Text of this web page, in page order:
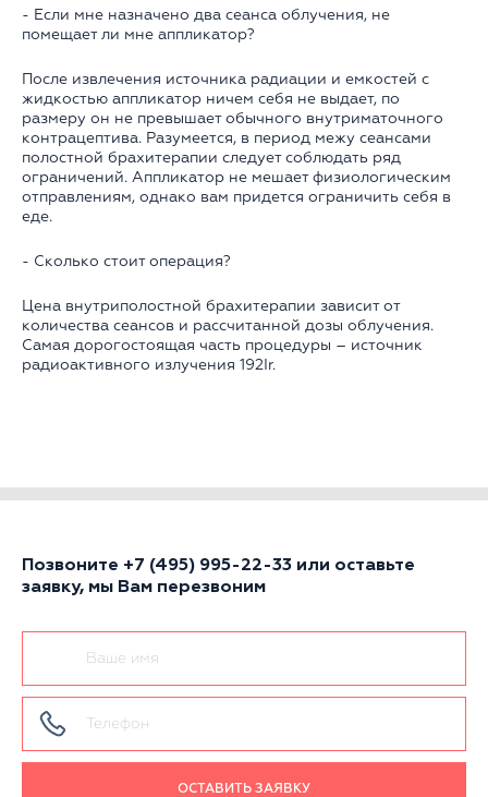
- Если мне назначено два сеанса облучения, не
помещает ли мне аппликатор?
После извлечения источника радиации и емкостей с
жидкостью аппликатор ничем себя не выдает, по
размеру он не превышает обычного внутриматочного
контрацептива. Разумеется, в период межу сеансами
полостной брахитерапии следует соблюдать ряд
ограничений. Аппликатор не мешает физиологическим
отправлениям, однако вам придется ограничить себя в
еде.
- Сколько стоит операция?
Цена внутриполостной брахитерапии зависит от
количества сеансов и рассчитанной дозы облучения.
Самая дорогостоящая часть процедуры – источник
радиоактивного излучения 192Ir.
Позвоните +7 (495) 995-22-33 или оставьте
заявку, мы Вам перезвоним
ОСТАВИТЬ ЗАЯВКУ